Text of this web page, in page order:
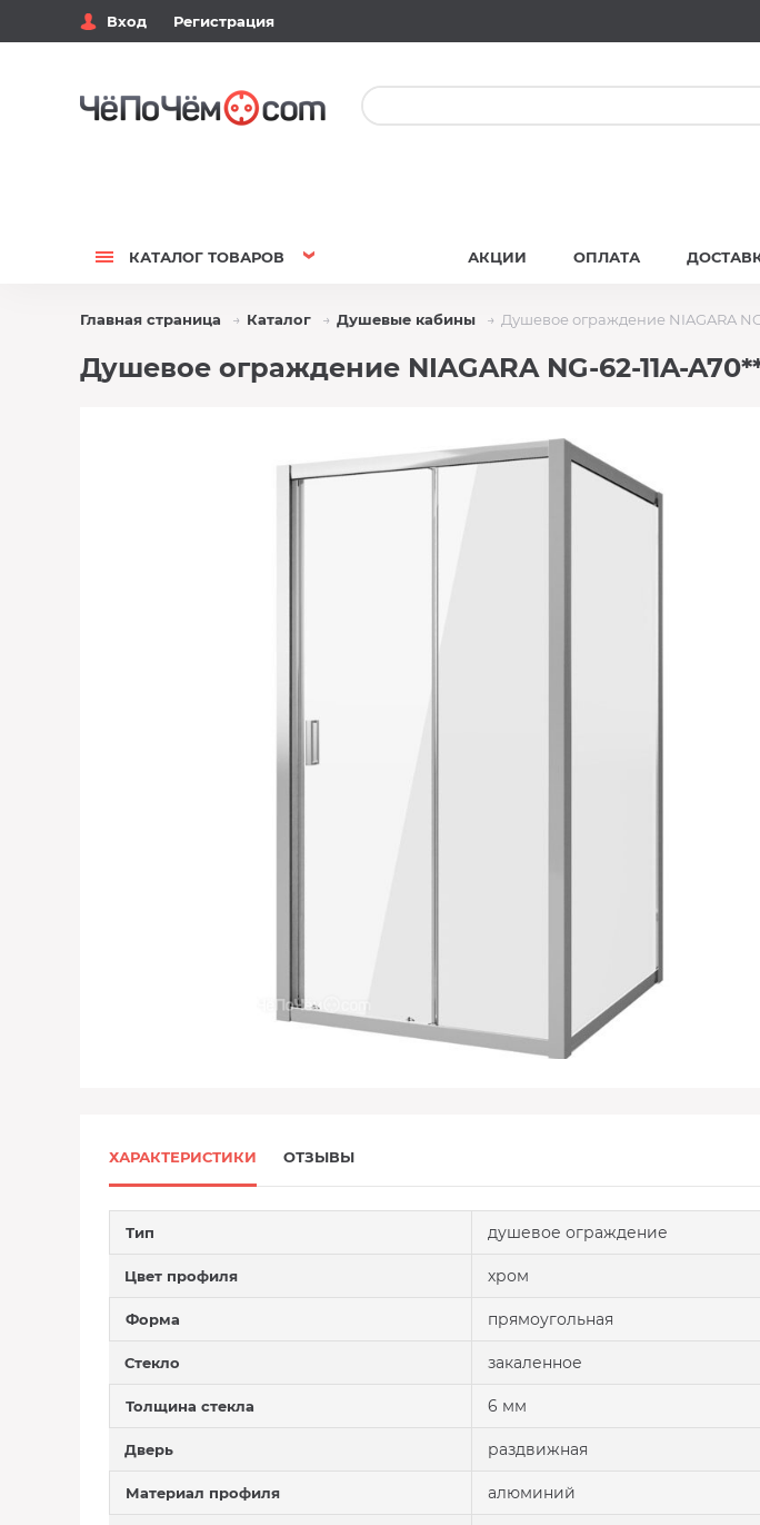
Вход Регистрация
КАТАЛОГ ТОВАРОВ АКЦИИ ОПЛАТА
Главная страница Каталог Душевые кабины Душевое ограждение NIAGARA
Душевое ограждение NIAGARA NG-62-11A-
ХАРАКТЕРИСТИКИ ОТЗЫВЫ
Тип душевое ограждение
Цвет профиля хром
Форма прямоугольная
Стекло закаленное
Толщина стекла 6 мм
Дверь раздвижная
Материал профиля алюминий